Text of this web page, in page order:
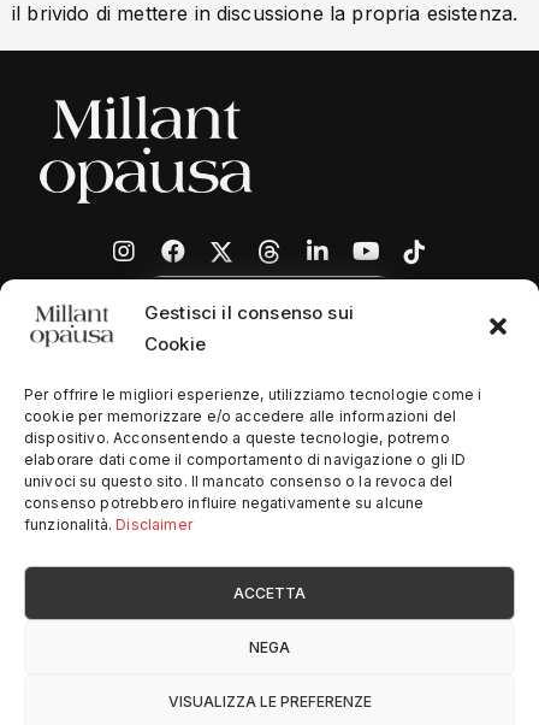
Gestisci il consenso sui
Cookie
Per offrire le migliori esperienze, utilizziamo tecnologie come i
cookie per memorizzare e/o accedere alle informazioni del
dispositivo. Acconsentendo a queste tecnologie, potremo
elaborare dati come il comportamento di navigazione o gli ID
univoci su questo sito. Il mancato consenso o la revoca del
consenso potrebbero influire negativamente su alcune
funzionalità.Disclaimer
ACCETTA
NEGA
VISUALIZZA LE PREFERENZE
il brivido di mettere in discussione la propria esistenza.
Home
Chi siamo
Privacy Policy